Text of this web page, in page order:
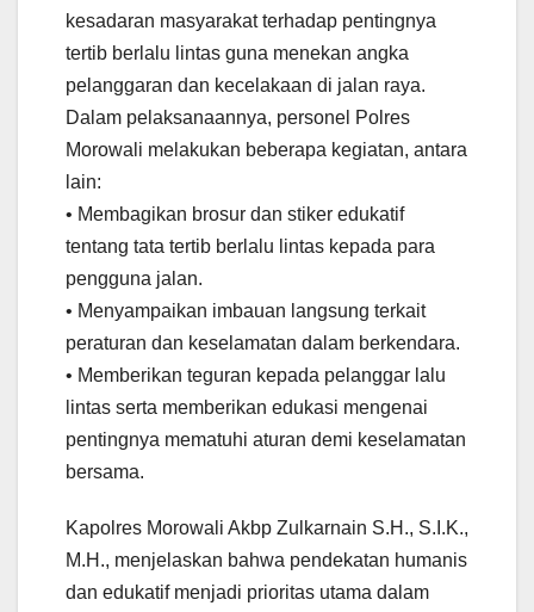
kesadaran masyarakat terhadap pentingnya
tertib berlalu lintas guna menekan angka
pelanggaran dan kecelakaan di jalan raya.
Dalam pelaksanaannya, personel Polres
Morowali melakukan beberapa kegiatan, antara
lain:
• Membagikan brosur dan stiker edukatif
tentang tata tertib berlalu lintas kepada para
pengguna jalan.
• Menyampaikan imbauan langsung terkait
peraturan dan keselamatan dalam berkendara.
• Memberikan teguran kepada pelanggar lalu
lintas serta memberikan edukasi mengenai
pentingnya mematuhi aturan demi keselamatan
bersama.
Kapolres Morowali Akbp Zulkarnain S.H., S.I.K.,
M.H., menjelaskan bahwa pendekatan humanis
dan edukatif menjadi prioritas utama dalam